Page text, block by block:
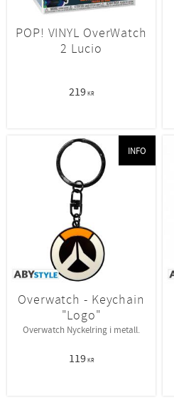
POP! VINYL OverWatch
2 Lucio
219KR
Overwatch - Keychain
"Logo"
Overwatch Nyckelring i metall.
119KR
INFO